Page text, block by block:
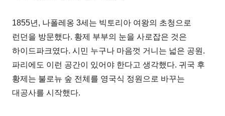
1855년, 나폴레옹 3세는 빅토리아 여왕의 초청으로
런던을 방문했다. 황제 부부의 눈을 사로잡은 것은
하이드파크였다. 시민 누구나 마음껏 거니는 넓은 공원.
파리에도 이런 공간이 있어야 한다고 생각했다. 귀국 후
황제는 불로뉴 숲 전체를 영국식 정원으로 바꾸는
대공사를 시작했다.